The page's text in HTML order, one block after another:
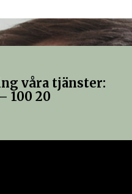
våra tjänster:
100 20